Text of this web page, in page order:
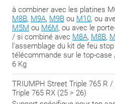
à combiner avec les platines
M8B, M9A, M9B ou M10, ou
M5M ou M6M, ou avec le
/ si combiné avec M8A, M8B,
l'assemblage du kit de feu
télécommande sur le top-
6 Kg
TRIUMPH Street Triple 765 R
Triple 765 RX (25 > 26)